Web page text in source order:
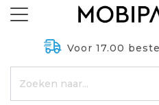
Voor 17.00